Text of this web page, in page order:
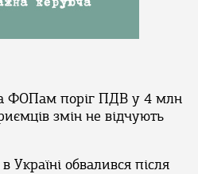
ФОПам поріг ПДВ у 4 млн
змін не відчують
Україні обвалився після